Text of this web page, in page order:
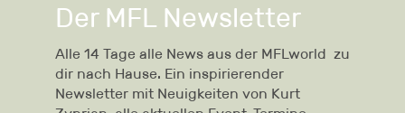
Der MFL Newsletter
Alle 14 Tage alle News aus der MFLworld zu
dir nach Hause. Ein inspirierender
Newsletter mit Neuigkeiten von Kurt